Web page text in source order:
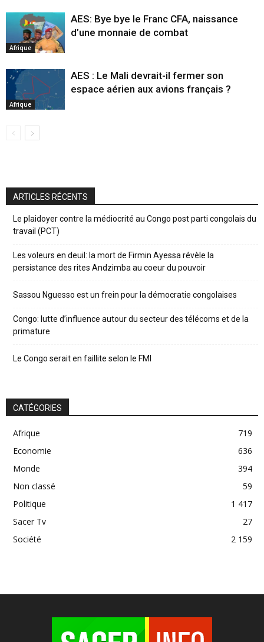
Afrique
AES: Bye bye le Franc CFA, naissance
d’une monnaie de combat
Afrique
AES : Le Mali devrait-il fermer son
espace aérien aux avions français ?
ARTICLES RÉCENTS
Le plaidoyer contre la médiocrité au Congo post parti congolais du
travail (PCT)
Les voleurs en deuil: la mort de Firmin Ayessa révèle la
persistance des rites Andzimba au coeur du pouvoir
Sassou Nguesso est un frein pour la démocratie congolaises
Congo: lutte d’influence autour du secteur des télécoms et de la
primature
Le Congo serait en faillite selon le FMI
CATÉGORIES
Afrique
719
Economie
636
Monde
394
Non classé
59
Politique
1 417
Sacer Tv
27
Société
2 159